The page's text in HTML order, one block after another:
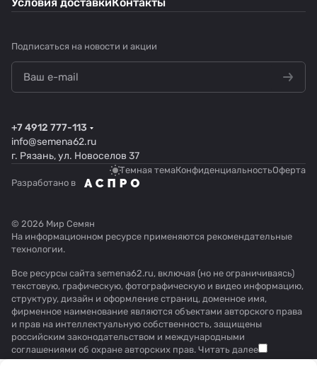
Подписаться на новости и акции
+7 4912 777-113
info@semena62.ru
г. Рязань, ул. Новоселов 37
Темная темаКонфиденциальностьОферта
Разработано в
© 2026 Мир Семян
На информационном ресурсе применяются рекомендательные
технологии.
Все ресурсы сайта semena62.ru, включая (но не ограничиваясь)
текстовую, графическую, фотографическую и видео информацию,
структуру, дизайн и оформление страниц, доменное имя,
фирменное наименование являются объектами авторского права
и прав на интеллектуальную собственность, защищены
российским законодательством и международными
соглашениями об охране авторских прав. Читать далее